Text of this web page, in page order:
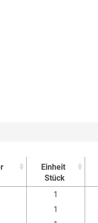
Einheit
Stück
Einheit
1
1